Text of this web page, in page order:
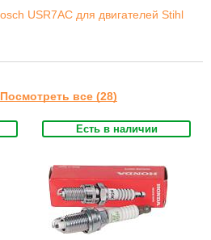
Посмотреть все (28)
Есть в наличии